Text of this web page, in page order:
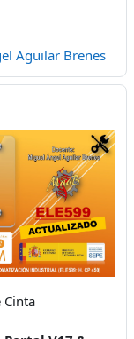
Aguilar Brenes
Cinta